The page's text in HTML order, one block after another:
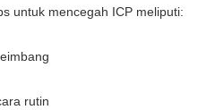
untuk mencegah ICP meliputi:
rutin